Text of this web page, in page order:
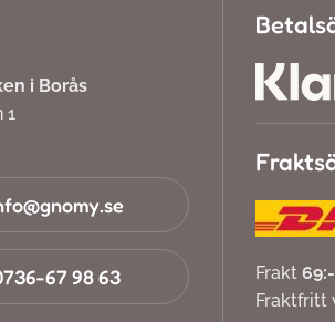
i Borås
1
67 98 63 Frakt 69:-
Fraktfritt